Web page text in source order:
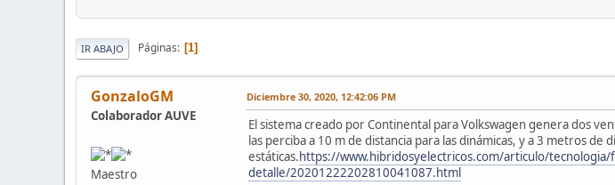
IR ABAJO Páginas 1
GonzaloGM
Colaborador AUVE
Maestro
Diciembre 30, 2020, 12:42:06 PM
El sistema creado por Continental para Volkswagen genera dos
las perciba a 10 m de distancia para las dinámicas, y a 3 metros de
estáticas.https://www.hibridosyelectricos.com/articulo/
detalle/20201222202810041087.html